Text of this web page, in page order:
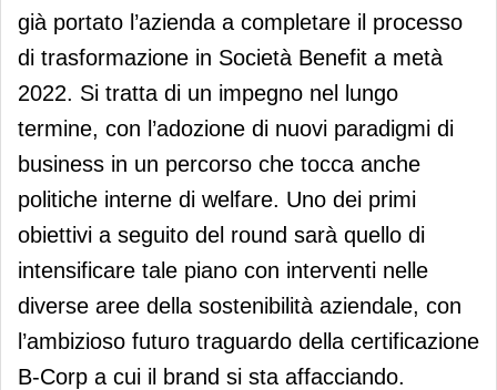
già portato l’azienda a completare il processo
di trasformazione in Società Benefit a metà
2022. Si tratta di un impegno nel lungo
termine, con l’adozione di nuovi paradigmi di
business in un percorso che tocca anche
politiche interne di welfare. Uno dei primi
obiettivi a seguito del round sarà quello di
intensificare tale piano con interventi nelle
diverse aree della sostenibilità aziendale, con
l’ambizioso futuro traguardo della certificazione
B-Corp a cui il brand si sta affacciando.